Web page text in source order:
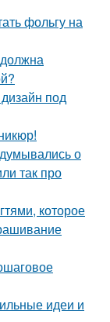
фольгу на
дизайн под
о
так про
которое
идеи и